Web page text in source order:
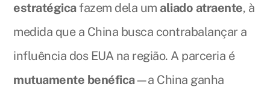
estratégicafazem dela um aliado atraente, à
medida que a China busca contrabalançar a
influência dos EUA na região. A parceria é
mutuamente benéfica—a China ganha